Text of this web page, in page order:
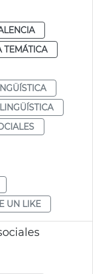
TEMÁTICA
UN LIKE